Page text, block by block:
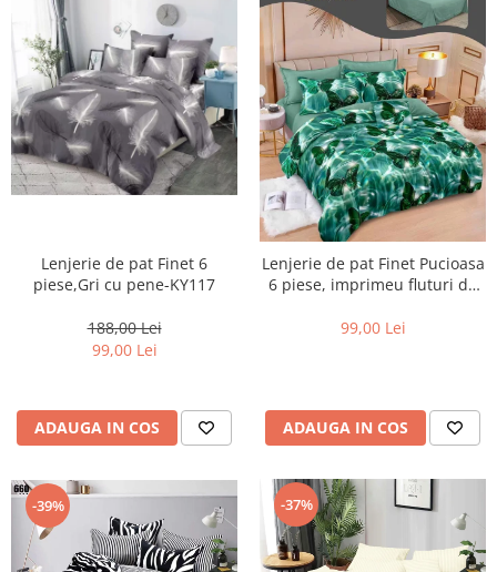
Lenjerie de pat Finet 6
piese,Gri cu pene-KY117
188,00 Lei
99,00 Lei
ADAUGA IN COS
Lenjerie de pat Finet Pucioasa
6 piese, imprimeu fluturi de
99,00 Lei
ADAUGA IN COS
-39% -37%